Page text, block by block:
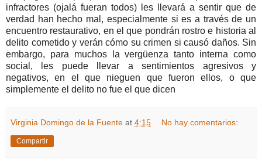
infractores (ojalá fueran todos) les llevará a sentir que de
verdad han hecho mal, especialmente si es a través de un
encuentro restaurativo, en el que pondrán rostro e historia al
delito cometido y verán cómo su crimen si causó daños. Sin
embargo, para muchos la vergüenza tanto interna como
social, les puede llevar a sentimientos agresivos y
negativos, en el que nieguen que fueron ellos, o que
simplemente el delito no fue el que dicen
Virginia Domingo de la Fuente at 4:15 No hay comentarios:
Compartir